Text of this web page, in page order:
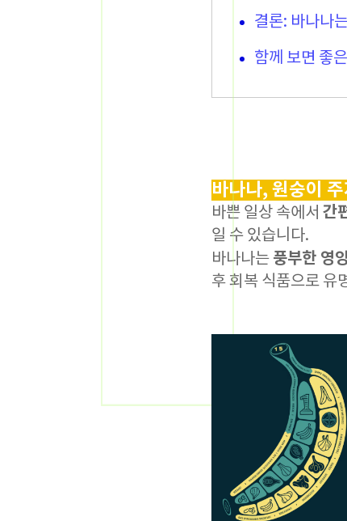
결론: 바나나
함께 보면 좋
바나나, 원숭이
바쁜 일상 속에서 간
일 수 있습니다.
바나나는 풍부한 영
후 회복 식품으로 유